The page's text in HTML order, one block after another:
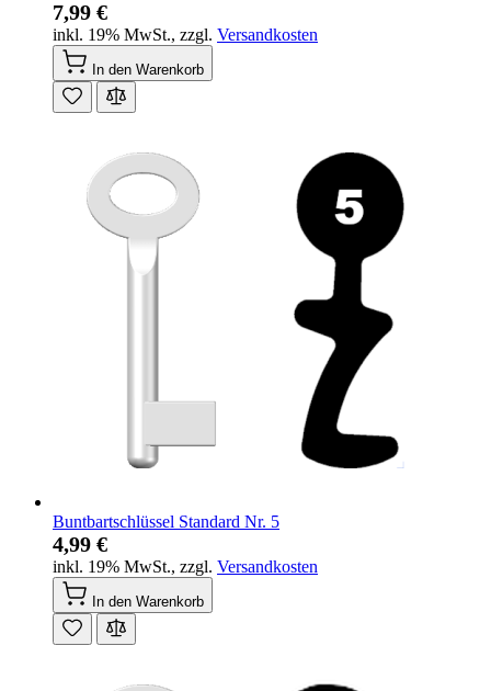
7,99 €
inkl. 19% MwSt., zzgl. Versandkosten
In den Warenkorb
Buntbartschlüssel Standard Nr. 5
4,99 €
inkl. 19% MwSt., zzgl. Versandkosten
In den Warenkorb